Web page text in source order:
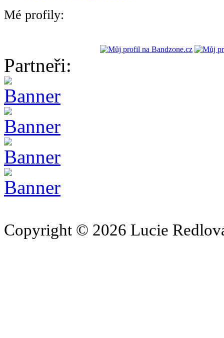
Mé profily:
Partneři:
Copyright © 2026 Lucie